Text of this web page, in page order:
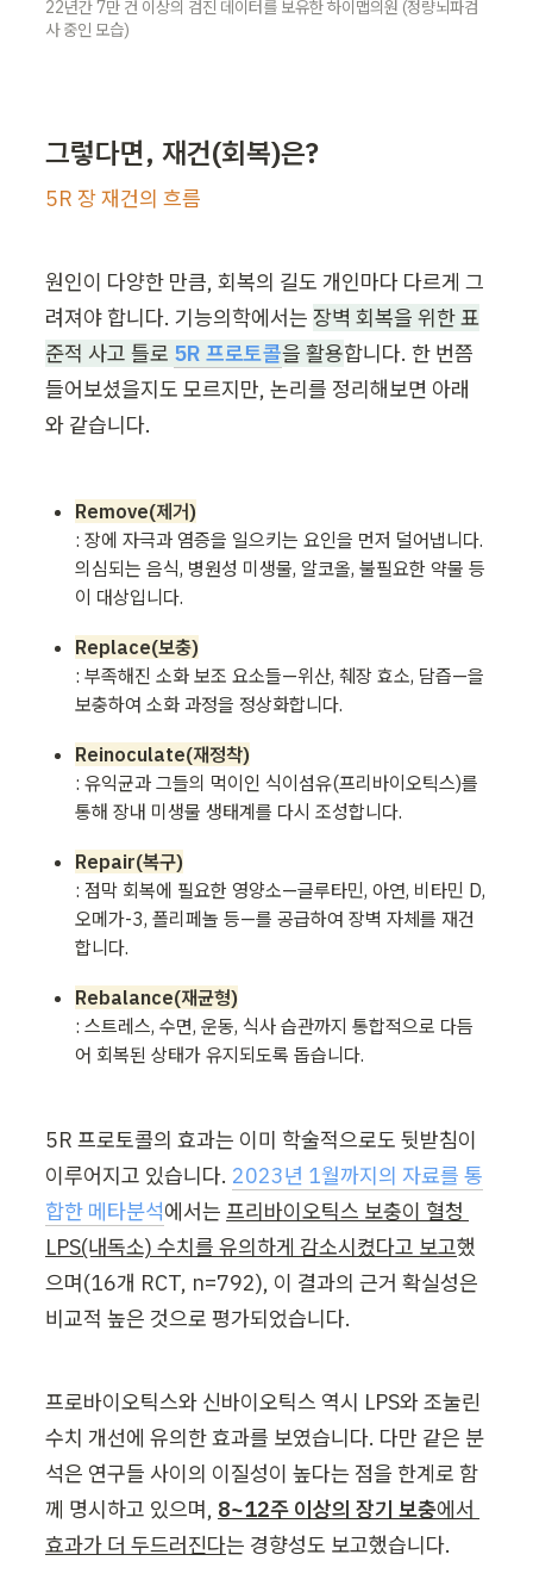
22년간 7만 건 이상의 검진 데이터를 보유한 하이맵의원 (정량뇌파검
사 중인 모습)
그렇다면, 재건(회복)은?
5R 장 재건의 흐름
원인이 다양한 만큼, 회복의 길도 개인마다 다르게 그
려져야 합니다. 기능의학에서는 장벽 회복을 위한 표
준적 사고 틀로 5R 프로토콜을 활용합니다. 한 번쯤
들어보셨을지도 모르지만, 논리를 정리해보면 아래
와 같습니다.
Remove(제거)
: 장에 자극과 염증을 일으키는 요인을 먼저 덜어냅니다.
의심되는 음식, 병원성 미생물, 알코올, 불필요한 약물 등
Replace(보충)
: 부족해진 소화 보조 요소들—위산, 췌장 효소, 담즙—을
Reinoculate(재정착)
: 유익균과 그들의 먹이인 식이섬유(프리바이오틱스)를
Repair(복구)
: 점막 회복에 필요한 영양소—글루타민, 아연, 비타민 D,
오메가-3, 폴리페놀 등—를 공급하여 장벽 자체를 재건
Rebalance(재균형)
: 스트레스, 수면, 운동, 식사 습관까지 통합적으로 다듬
어 회복된 상태가 유지되도록 돕습니다.
5R 프로토콜의 효과는 이미 학술적으로도 뒷받침이
이루어지고 있습니다. 2023년 1월까지의 자료를 통
합한 메타분석에서는 프리바이오틱스 보충이 혈청
LPS(내독소) 수치를 유의하게 감소시켰다고 보고했
으며(16개 RCT, n=792), 이 결과의 근거 확실성은
비교적 높은 것으로 평가되었습니다.
프로바이오틱스와 신바이오틱스 역시 LPS와 조눌린
수치 개선에 유의한 효과를 보였습니다. 다만 같은 분
석은 연구들 사이의 이질성이 높다는 점을 한계로 함
께 명시하고 있으며, 8~12주 이상의 장기 보충에서
효과가 더 두드러진다는 경향성도 보고했습니다.